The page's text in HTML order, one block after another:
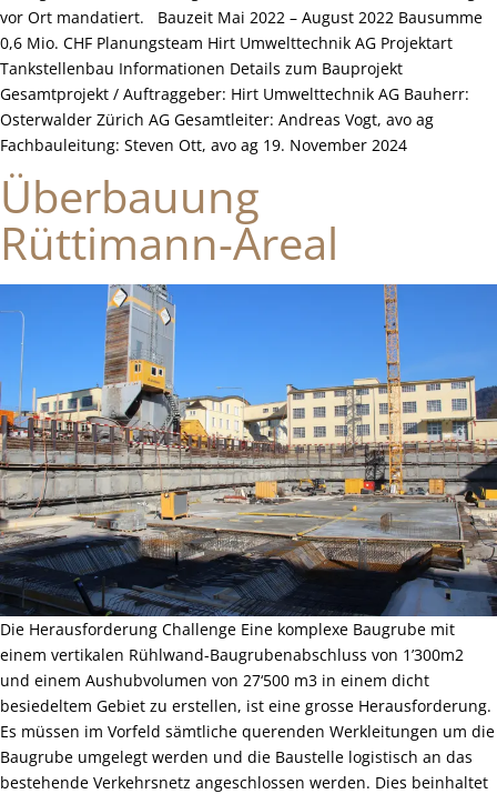
vor Ort mandatiert. Bauzeit Mai 2022 – August 2022 Bausumme
0,6 Mio. CHF Planungsteam Hirt Umwelttechnik AG Projektart
Tankstellenbau Informationen Details zum Bauprojekt
Gesamtprojekt / Auftraggeber: Hirt Umwelttechnik AG Bauherr:
Osterwalder Zürich AG Gesamtleiter: Andreas Vogt, avo ag
Fachbauleitung: Steven Ott, avo ag 19. November 2024
Überbauung
Rüttimann-Areal
Die Herausforderung Challenge Eine komplexe Baugrube mit
einem vertikalen Rühlwand-Baugrubenabschluss von 1’300m2
und einem Aushubvolumen von 27‘500 m3 in einem dicht
besiedeltem Gebiet zu erstellen, ist eine grosse Herausforderung.
Es müssen im Vorfeld sämtliche querenden Werkleitungen um die
Baugrube umgelegt werden und die Baustelle logistisch an das
bestehende Verkehrsnetz angeschlossen werden. Dies beinhaltet